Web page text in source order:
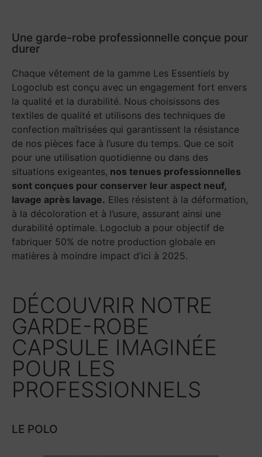
Une garde-robe professionnelle conçue pour
durer
Chaque vêtement de la gamme Les Essentiels by
Logoclub est conçu avec un engagement fort envers
la qualité et la durabilité. Nous choisissons des
textiles de qualité et utilisons des techniques de
confection maîtrisées qui garantissent la résistance
de nos pièces face à l’usure du temps. Que ce soit
pour une utilisation quotidienne ou dans des
situations exigeantes, nos tenues professionnelles
sont conçues pour conserver leur aspect neuf,
lavage après lavage. Elles résistent à la déformation,
à la décoloration et à l’usure, assurant ainsi une
durabilité optimale. Logoclub a pour objectif de
fabriquer 50% de notre production globale en
matières à moindre impact d’ici à 2025.
DÉCOUVRIR NOTRE
GARDE-ROBE
CAPSULE IMAGINÉE
POUR LES
PROFESSIONNELS
LE POLO